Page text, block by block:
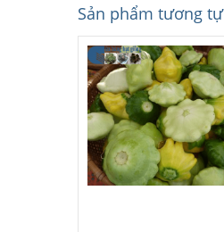
Sản phẩm tương tự